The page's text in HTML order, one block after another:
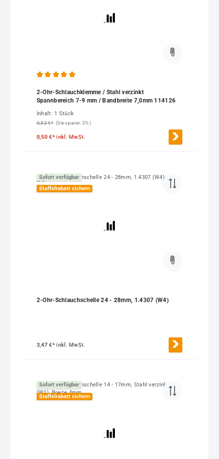
2-Ohr-Schlauchklemme / Stahl verzinkt
Spannbereich 7-9 mm / Bandbreite 7,0mm 114126
Inhalt: 1 Stück
0,52 €* (Sie sparen 3% )
0,50 €*inkl. MwSt.
Sofort verfügbar
Staffelrabatt sichern
2-Ohr-Schlauchschelle 24 - 28mm, 1.4307 (W4)
3,47 €*inkl. MwSt.
Sofort verfügbar
Staffelrabatt sichern